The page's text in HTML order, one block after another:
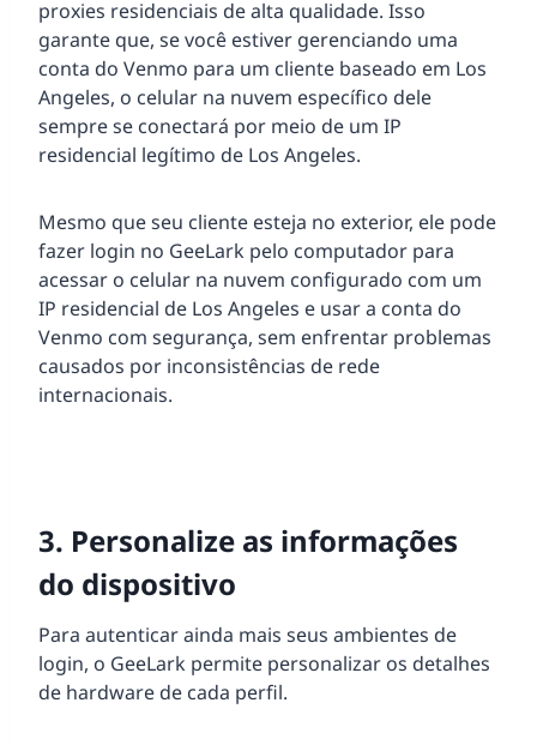
proxies residenciais de alta qualidade. Isso
garante que, se você estiver gerenciando uma
conta do Venmo para um cliente baseado em Los
Angeles, o celular na nuvem específico dele
sempre se conectará por meio de um IP
residencial legítimo de Los Angeles.
Mesmo que seu cliente esteja no exterior, ele pode
fazer login no GeeLark pelo computador para
acessar o celular na nuvem configurado com um
IP residencial de Los Angeles e usar a conta do
Venmo com segurança, sem enfrentar problemas
causados por inconsistências de rede
internacionais.
3. Personalize as informações
do dispositivo
Para autenticar ainda mais seus ambientes de
login, o GeeLark permite personalizar os detalhes
de hardware de cada perfil.